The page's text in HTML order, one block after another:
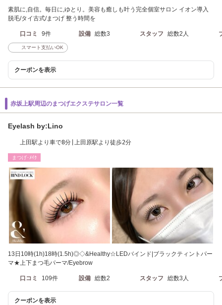
素肌に,自信。毎日に,ゆとり。美容も癒しも叶う完全個室サロン イオン導入
脱毛/タイ古式/まつげ 整う時間を
口コミ 9件 設備 総数3 スタッフ 総数2人
スマート支払いOK
クーポンを表示
赤坂上駅周辺のまつげエクステサロン一覧
Eyelash by:Lino
上田駅より車で8分|上田原駅より徒歩2分
まつげ･ﾒｲｸ
13日10時(1h)18時(1.5h)◎◇&Healthy☆LEDバインド|ブラックティントパー
マ★上下まつ毛パーマ/Eyebrow
口コミ 109件 設備 総数2 スタッフ 総数3人
クーポンを表示